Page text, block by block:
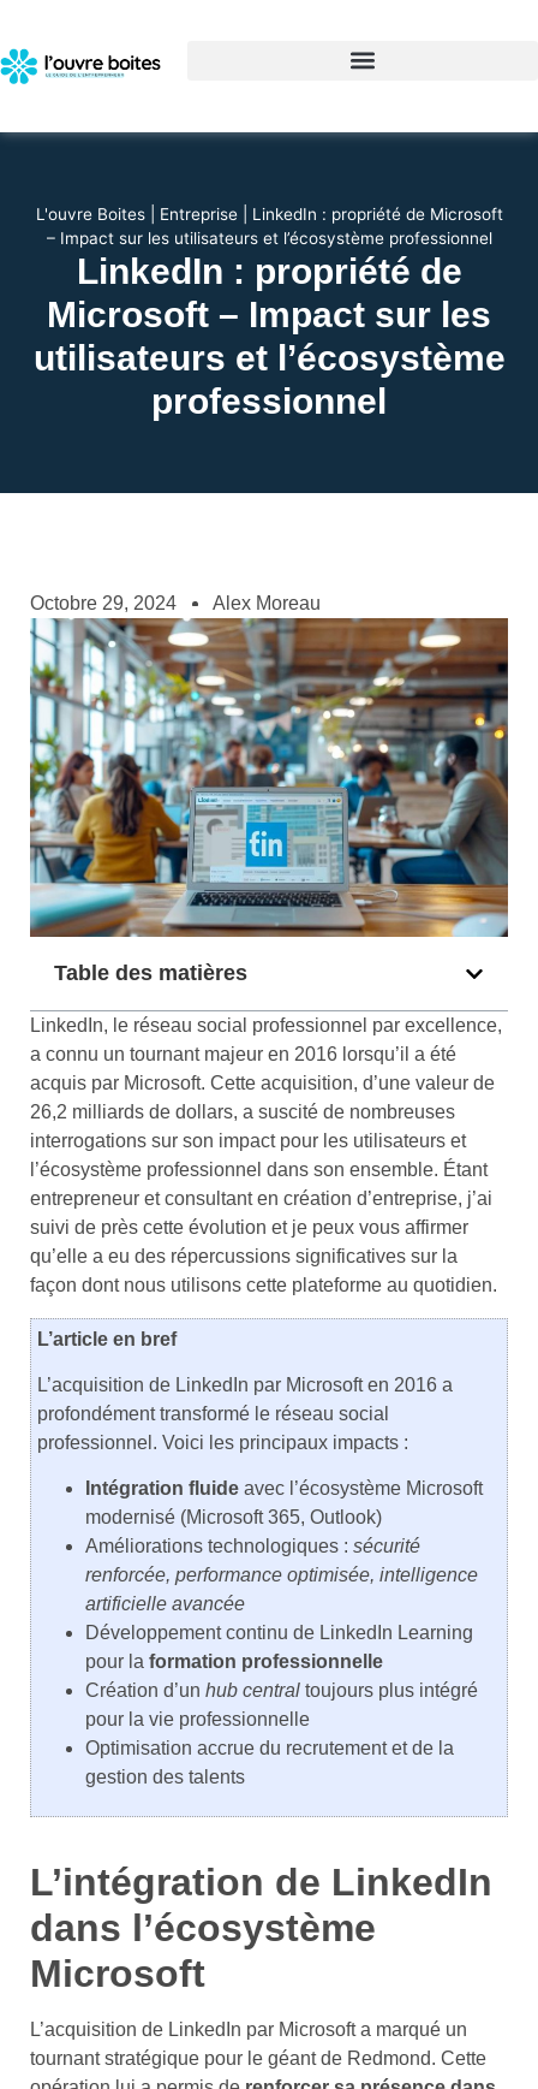
L'ouvre Boites| Entreprise| LinkedIn : propriété de Microsoft
– Impact sur les utilisateurs et l’écosystème professionnel
LinkedIn : propriété de
Microsoft – Impact sur les
utilisateurs et l’écosystème
professionnel
Octobre 29, 2024 Alex Moreau
Table des matières
LinkedIn, le réseau social professionnel par excellence,
a connu un tournant majeur en 2016 lorsqu’il a été
acquis par Microsoft. Cette acquisition, d’une valeur de
26,2 milliards de dollars, a suscité de nombreuses
interrogations sur son impact pour les utilisateurs et
l’écosystème professionnel dans son ensemble. Étant
entrepreneur et consultant en création d’entreprise, j’ai
suivi de près cette évolution et je peux vous affirmer
qu’elle a eu des répercussions significatives sur la
façon dont nous utilisons cette plateforme au quotidien.
L’article en bref
L’acquisition de LinkedIn par Microsoft en 2016 a
profondément transformé le réseau social
professionnel. Voici les principaux impacts :
Intégration fluide avec l’écosystème Microsoft
modernisé (Microsoft 365, Outlook)
Améliorations technologiques : sécurité
renforcée, performance optimisée, intelligence
artificielle avancée
Développement continu de LinkedIn Learning
pour la formation professionnelle
Création d’un hub central toujours plus intégré
pour la vie professionnelle
Optimisation accrue du recrutement et de la
gestion des talents
L’intégration de LinkedIn
dans l’écosystème
Microsoft
L’acquisition de LinkedIn par Microsoft a marqué un
tournant stratégique pour le géant de Redmond. Cette